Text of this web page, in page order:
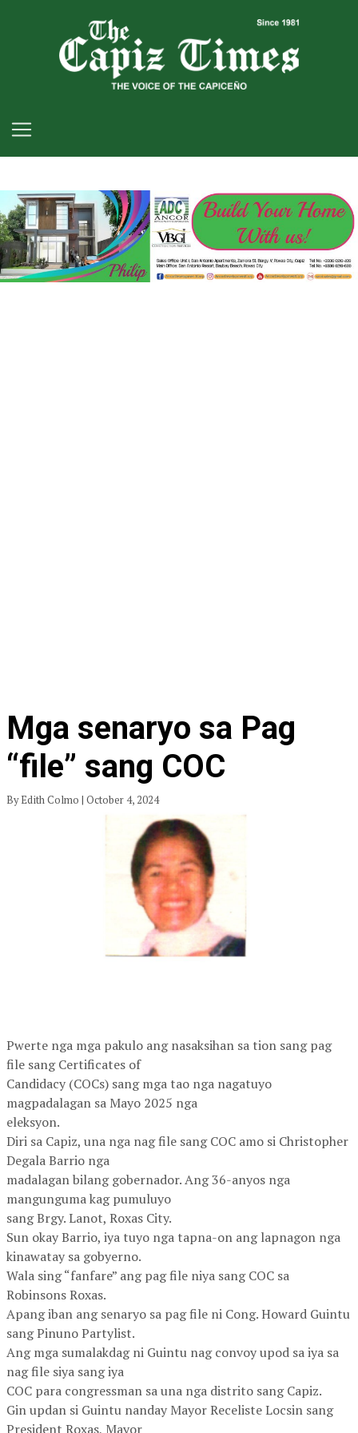
Mga senaryo sa Pag
“file” sang COC
By Edith Colmo | October 4, 2024
Pwerte nga mga pakulo ang nasaksihan sa tion sang pag
file sang Certificates of
Candidacy (COCs) sang mga tao nga nagatuyo
magpadalagan sa Mayo 2025 nga
eleksyon.
Diri sa Capiz, una nga nag file sang COC amo si Christopher
Degala Barrio nga
madalagan bilang gobernador. Ang 36-anyos nga
mangunguma kag pumuluyo
sang Brgy. Lanot, Roxas City.
Sun okay Barrio, iya tuyo nga tapna-on ang lapnagon nga
kinawatay sa gobyerno.
Wala sing “fanfare” ang pag file niya sang COC sa
Robinsons Roxas.
Apang iban ang senaryo sa pag file ni Cong. Howard Guintu
sang Pinuno Partylist.
Ang mga sumalakdag ni Guintu nag convoy upod sa iya sa
nag file siya sang iya
COC para congressman sa una nga distrito sang Capiz.
Gin updan si Guintu nanday Mayor Receliste Locsin sang
President Roxas, Mayor